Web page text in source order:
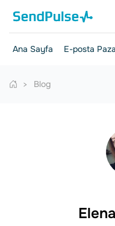
Ana Sayfa E-posta
Blog